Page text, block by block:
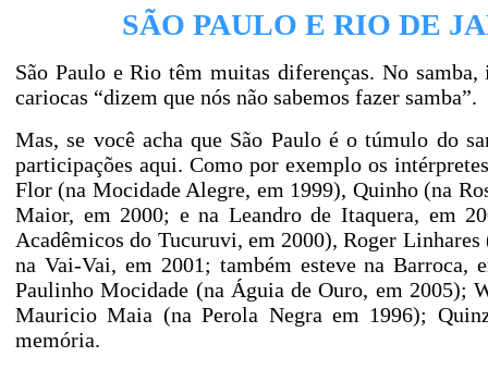
SÃO PAULO E RIO DE
São Paulo e Rio têm muitas diferenças. No
cariocas “dizem que nós não sabemos fazer samba”.
Mas, se você acha que São Paulo é o túmulo do
participações aqui. Como por exemplo os
Flor (na Mocidade Alegre, em 1999), Quinho (na
Maior, em 2000; e na Leandro de Itaquera, em
Acadêmicos do Tucuruvi, em 2000), Roger
na Vai-Vai, em 2001; também esteve na
Paulinho Mocidade (na Águia de Ouro, em 2005);
Mauricio Maia (na Perola Negra em 1996);
memória.